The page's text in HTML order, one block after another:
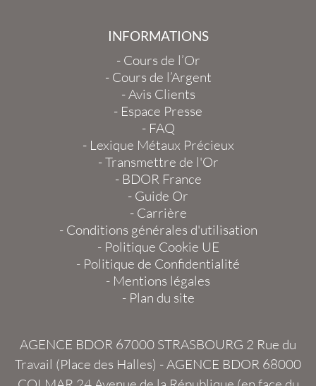
INFORMATIONS
- Cours de l’Or
- Cours de l’Argent
-Avis Clients
- Espace Presse
- FAQ
- Lexique Métaux Précieux
-Transmettre de l'Or
- BDOR France
- Guide Or
- Carrière
- Conditions générales d'utilisation
- Politique Cookie UE
- Politique de Confidentialité
- Mentions légales
- Plan du site
AGENCE BDOR 67000 STRASBOURG 2 Rue du
Travail (Place des Halles) -AGENCE BDOR 68000